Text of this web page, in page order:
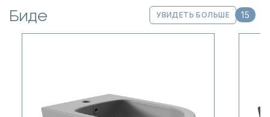
Биде УВИДЕТЬ БОЛЬШЕ 15